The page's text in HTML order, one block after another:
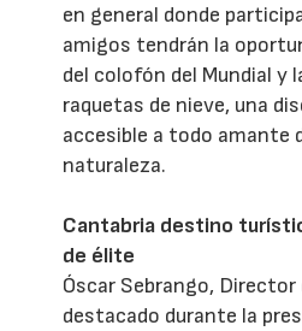
en general donde
amigos tendrán la
del colofón del Mundial y
raquetas de nieve, una
accesible a todo amante
naturaleza.
Cantabria destino
de élite
Óscar Sebrango, Director
destacado durante la